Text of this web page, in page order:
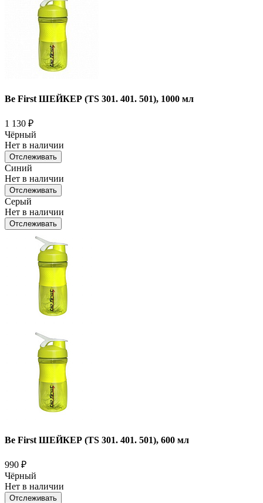
Be First ШЕЙКЕР (TS 301. 401. 501), 1000 мл
1 130 ₽
Чёрный
Нет в наличии
Отслеживать
Синий
Нет в наличии
Отслеживать
Серый
Нет в наличии
Отслеживать
Be First ШЕЙКЕР (TS 301. 401. 501), 600 мл
990 ₽
Чёрный
Нет в наличии
Отслеживать